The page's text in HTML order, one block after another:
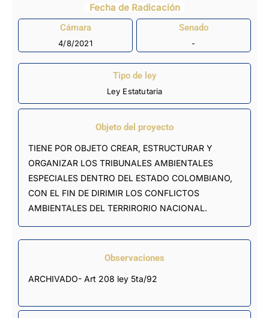
Fecha de Radicación
Cámara
4/8/2021
Senado
-
Tipo de ley
Ley Estatutaria
Objeto del proyecto
TIENE POR OBJETO CREAR, ESTRUCTURAR Y
ORGANIZAR LOS TRIBUNALES AMBIENTALES
ESPECIALES DENTRO DEL ESTADO COLOMBIANO,
CON EL FIN DE DIRIMIR LOS CONFLICTOS
AMBIENTALES DEL TERRIRORIO NACIONAL.
Observaciones
ARCHIVADO- Art 208 ley 5ta/92